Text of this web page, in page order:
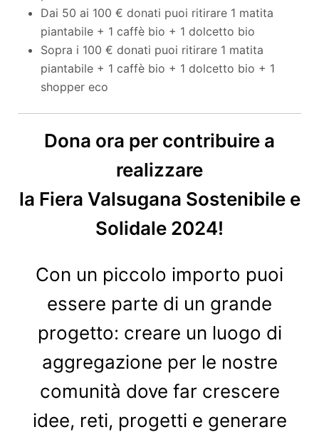
Dai 50 ai 100 € donati puoi ritirare 1 matita
piantabile + 1 caffè bio + 1 dolcetto bio
Sopra i 100 € donati puoi ritirare 1 matita
piantabile + 1 caffè bio + 1 dolcetto bio + 1
shopper eco
Dona ora per contribuire a
realizzare
la Fiera Valsugana Sostenibile e
Solidale 2024!
Con un piccolo importo puoi
essere parte di un grande
progetto: creare un luogo di
aggregazione per le nostre
comunità dove far crescere
idee, reti, progetti e generare